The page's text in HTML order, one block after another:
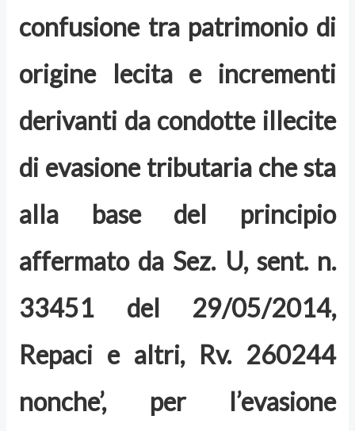
confusione tra patrimonio di
origine lecita e incrementi
derivanti da condotte illecite
di evasione tributaria che sta
alla base del principio
affermato da Sez. U, sent. n.
33451 del 29/05/2014,
Repaci e altri, Rv. 260244
nonche’, per l’evasione